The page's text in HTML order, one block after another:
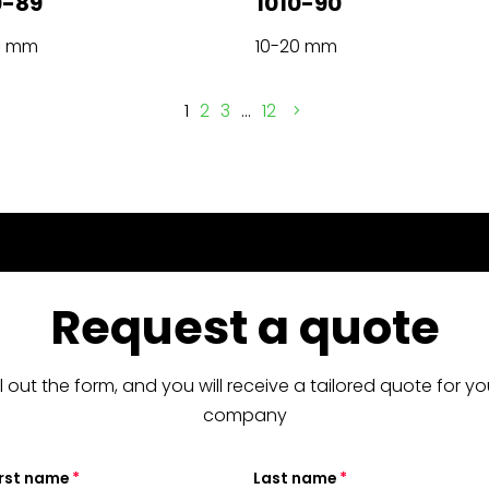
mm 10-20 mm
1 2 3 … 12
Request a quote
out the form, and you will receive a tailored quote for
company
name Last name